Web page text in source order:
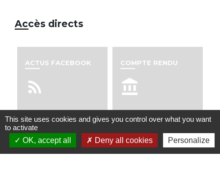
Accès directs
ACTUS FACEBOOK
rss_feed
COMPTE RENDU
account_balance
COMMUNICATION -
BULLETINS
JONC
This site uses cookies and gives you control over what you want
to activate
OK, accept all
Deny all cookies Personalize